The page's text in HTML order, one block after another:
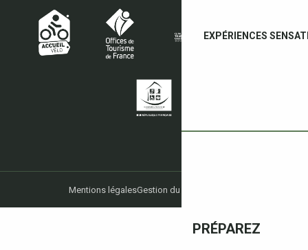
EXPÉRIENCES
PRÉPAREZ
Mentions légalesGestion du consentement